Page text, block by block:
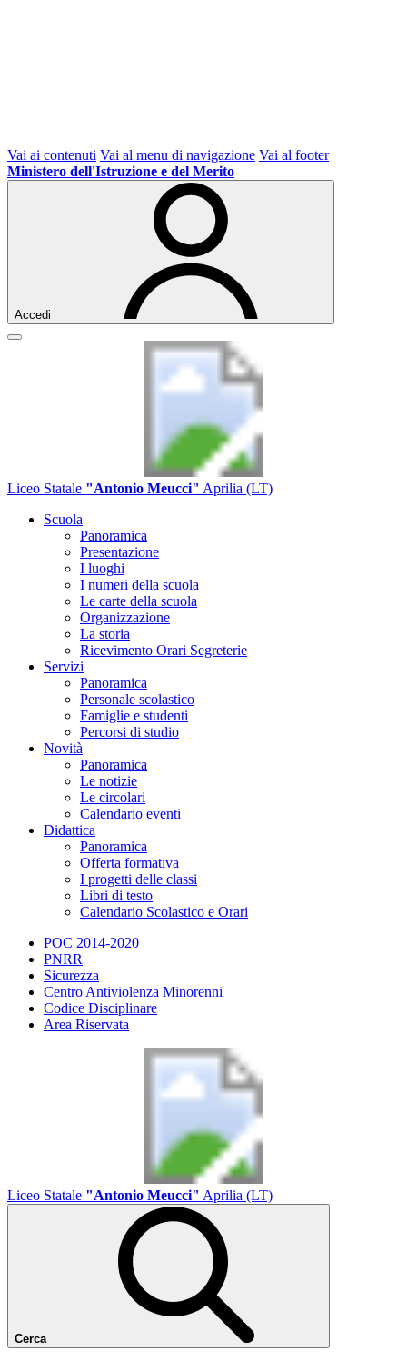
Vai ai contenuti Vai al menu di navigazione Vai al footer
Ministero dell'Istruzione e del Merito
Accedi
Liceo Statale "Antonio Meucci" Aprilia (LT)
Scuola
Panoramica
Presentazione
I luoghi
I numeri della scuola
Le carte della scuola
Organizzazione
La storia
Ricevimento Orari Segreterie
Servizi
Panoramica
Personale scolastico
Famiglie e studenti
Percorsi di studio
Novità
Panoramica
Le notizie
Le circolari
Calendario eventi
Didattica
Panoramica
Offerta formativa
I progetti delle classi
Libri di testo
Calendario Scolastico e Orari
POC 2014-2020
PNRR
Sicurezza
Centro Antiviolenza Minorenni
Codice Disciplinare
Area Riservata
Liceo Statale "Antonio Meucci" Aprilia (LT)
Cerca